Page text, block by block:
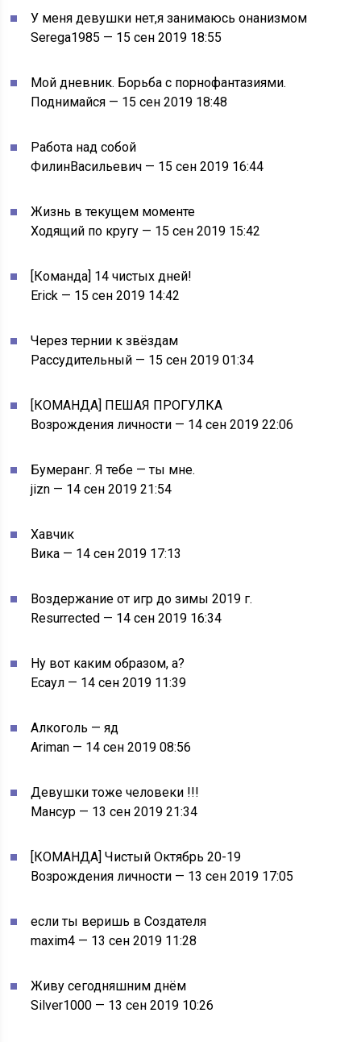
У меня девушки нет,я занимаюсь онанизмом
Serega1985 — 15 сен 2019 18:55
Мой дневник. Борьба с порнофантазиями.
Поднимайся — 15 сен 2019 18:48
Работа над собой
ФилинВасильевич — 15 сен 2019 16:44
Жизнь в текущем моменте
Ходящий по кругу — 15 сен 2019 15:42
[Команда] 14 чистых дней!
Erick — 15 сен 2019 14:42
Через тернии к звёздам
Рассудительный — 15 сен 2019 01:34
[КОМАНДА] ПЕШАЯ ПРОГУЛКА
Возрождения личности — 14 сен 2019 22:06
Бумеранг. Я тебе — ты мне.
jizn — 14 сен 2019 21:54
Хавчик
Вика — 14 сен 2019 17:13
Воздержание от игр до зимы 2019 г.
Resurrected — 14 сен 2019 16:34
Ну вот каким образом, а?
Есаул — 14 сен 2019 11:39
Алкоголь — яд
Ariman — 14 сен 2019 08:56
Девушки тоже человеки !!!
Мансур — 13 сен 2019 21:34
[КОМАНДА] Чистый Октябрь 20-19
Возрождения личности — 13 сен 2019 17:05
если ты веришь в Создателя
maxim4 — 13 сен 2019 11:28
Живу сегодняшним днём
Silver1000 — 13 сен 2019 10:26